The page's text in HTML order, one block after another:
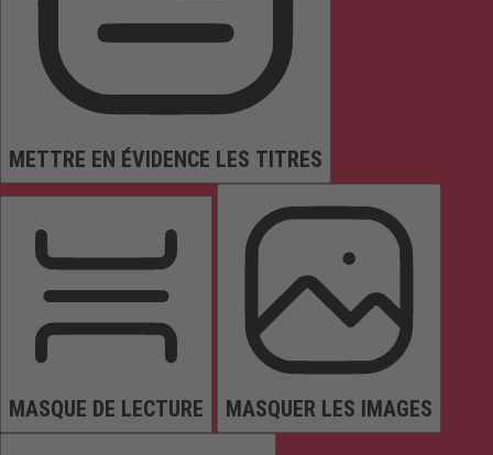
METTRE EN ÉVIDENCE LES TITRES
MASQUE DE LECTURE MASQUER LES IMAGES